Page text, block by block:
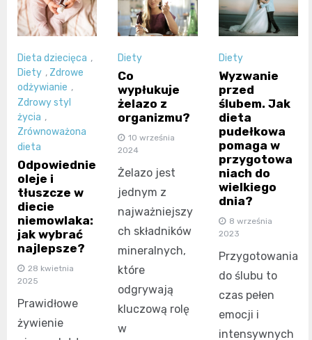
Dieta dziecięca ,
Diety , Zdrowe
odżywianie ,
Zdrowy styl
życia ,
Zrównoważona
dieta
Odpowiednie
oleje i
tłuszcze w
diecie
niemowlaka:
jak wybrać
najlepsze?
28 kwietnia
2025
Prawidłowe
żywienie
Diety
Co
wypłukuje
żelazo z
organizmu?
10 września
2024
Żelazo jest
jednym z
najważniejszy
ch składników
mineralnych,
które
odgrywają
kluczową rolę
w
Diety
Wyzwanie
przed
ślubem. Jak
dieta
pudełkowa
pomaga w
przygotowa
niach do
wielkiego
dnia?
8 września
2023
Przygotowania
do ślubu to
czas pełen
emocji i
intensywnych